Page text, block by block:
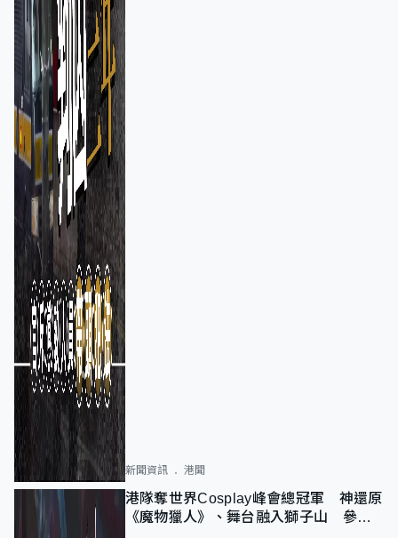
新聞資訊 港聞
港隊奪世界Cosplay峰會總冠軍 神還原
《魔物獵人》、舞台融入獅子山 參賽